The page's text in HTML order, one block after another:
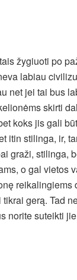
žygiuoti po
labiau
net jei tai bus
skirti
koks jis gali
itin stilinga, ir,
graži, stilinga,
o gal vietos
reikalingiems
gerą. Tad
norite suteikti